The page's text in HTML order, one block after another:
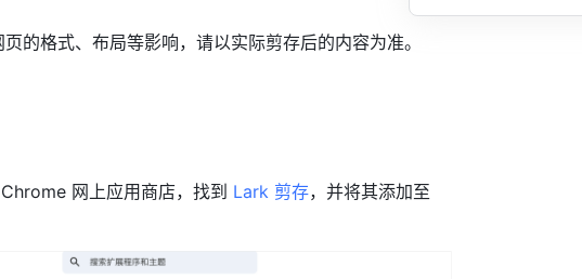
的格式、布局等影响，请以实际剪存后的内容为准。
网上应用商店，找到 Lark 剪存，并将其添加至